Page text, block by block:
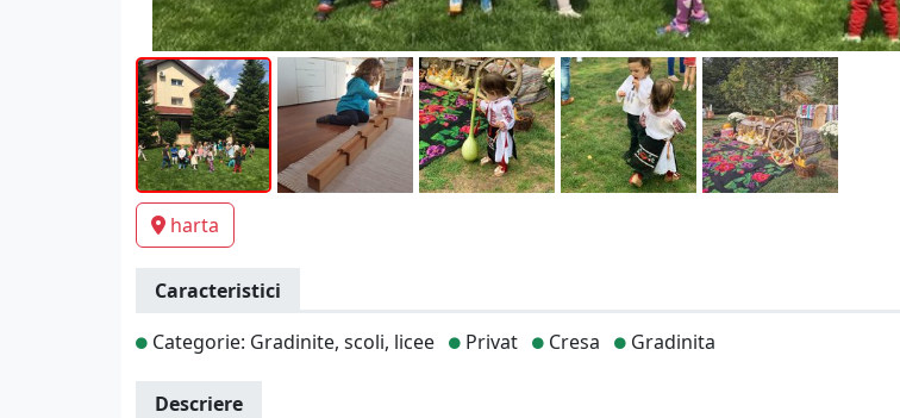
harta
Caracteristici
Categorie: Gradinite, scoli, licee
Privat Cresa Gradinita
Descriere